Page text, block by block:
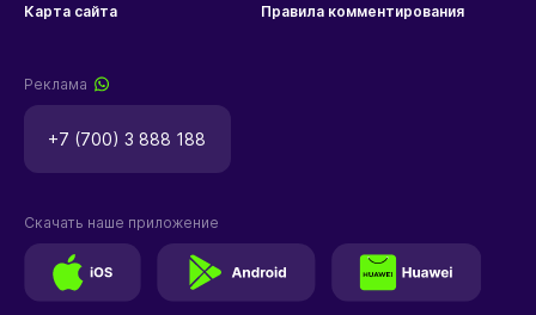
Карта сайта Правила комментирования
Реклама
+7 (700) 3 888 188
Скачать наше приложение